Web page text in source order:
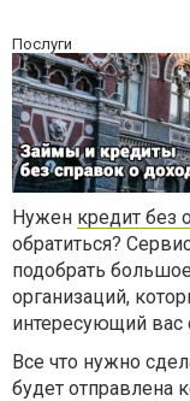
Послуги
Нужен кредит без
обратиться?
подобрать
организаций,
интересующий вас
Все что нужно
будет отправлена